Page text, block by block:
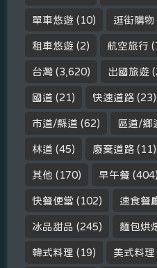
單車悠遊 (10) 逛街購物
租車悠遊 (2) 航空旅行
台灣 (3,620) 出國旅遊
國道 (21) 快速道路 (23)
市道/縣道 (62) 區道/鄉
林道 (45) 廢棄道路 (11)
其他 (170) 早午餐 (404)
快餐便當 (102) 速食餐
冰品甜品 (245) 麵包烘
韓式料理 (19) 美式料理